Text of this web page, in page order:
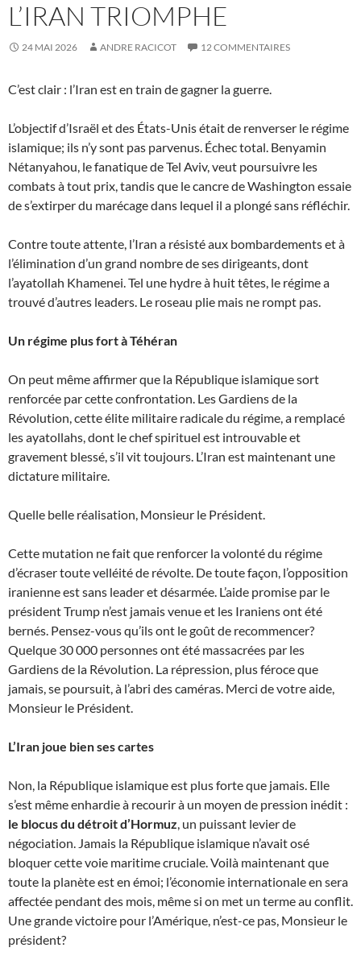
L’IRAN TRIOMPHE
24 MAI 2026 ANDRE RACICOT 12 COMMENTAIRES
C’est clair : l’Iran est en train de gagner la guerre.
L’objectif d’Israël et des États-Unis était de renverser le régime
islamique; ils n’y sont pas parvenus. Échec total. Benyamin
Nétanyahou, le fanatique de Tel Aviv, veut poursuivre les
combats à tout prix, tandis que le cancre de Washington essaie
de s’extirper du marécage dans lequel il a plongé sans réfléchir.
Contre toute attente, l’Iran a résisté aux bombardements et à
l’élimination d’un grand nombre de ses dirigeants, dont
l’ayatollah Khamenei. Tel une hydre à huit têtes, le régime a
trouvé d’autres leaders. Le roseau plie mais ne rompt pas.
Un régime plus fort à Téhéran
On peut même affirmer que la République islamique sort
renforcée par cette confrontation. Les Gardiens de la
Révolution, cette élite militaire radicale du régime, a remplacé
les ayatollahs, dont le chef spirituel est introuvable et
gravement blessé, s’il vit toujours. L’Iran est maintenant une
dictature militaire.
Quelle belle réalisation, Monsieur le Président.
Cette mutation ne fait que renforcer la volonté du régime
d’écraser toute velléité de révolte. De toute façon, l’opposition
iranienne est sans leader et désarmée. L’aide promise par le
président Trump n’est jamais venue et les Iraniens ont été
bernés. Pensez-vous qu’ils ont le goût de recommencer?
Quelque 30 000 personnes ont été massacrées par les
Gardiens de la Révolution. La répression, plus féroce que
jamais, se poursuit, à l’abri des caméras. Merci de votre aide,
Monsieur le Président.
L’Iran joue bien ses cartes
Non, la République islamique est plus forte que jamais. Elle
s’est même enhardie à recourir à un moyen de pression inédit :
le blocus du détroit d’Hormuz, un puissant levier de
négociation. Jamais la République islamique n’avait osé
bloquer cette voie maritime cruciale. Voilà maintenant que
toute la planète est en émoi; l’économie internationale en sera
affectée pendant des mois, même si on met un terme au conflit.
Une grande victoire pour l’Amérique, n’est-ce pas, Monsieur le
président?